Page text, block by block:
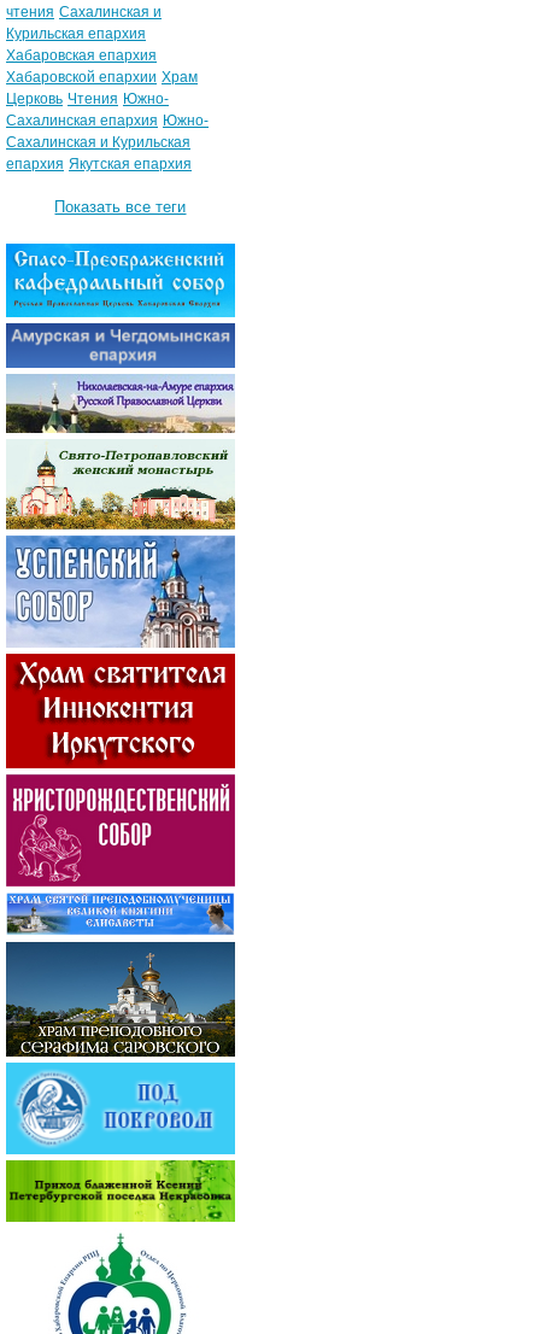
чтения Сахалинская и
Курильская епархия
Хабаровская епархия
Хабаровской епархии Храм
Церковь Чтения Южно-
Сахалинская епархия Южно-
Сахалинская и Курильская
епархия Якутская епархия
Показать все теги